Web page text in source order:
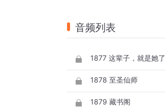
音频列表
1877 这辈子，就是她了
1878 至圣仙师
1879 藏书阁